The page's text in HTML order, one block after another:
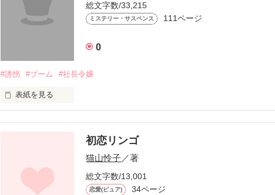
総文字数/33,215
ミステリー・サスペンス 111ページ
0
#誘拐 #ブーム #社長令嬢
表紙を見る
あらゆる陰謀が渦巻く社会で、ある
そして、その全貌が、今、明らかと
なる、、、
初恋リンゴ
猫山怜子／著
総文字数/13,001
恋愛(ピュア) 34ページ